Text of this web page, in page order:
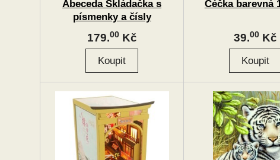
Abeceda Skládačka s
písmenky a čísly
179.00Kč
Céčka barevná
39.00Kč